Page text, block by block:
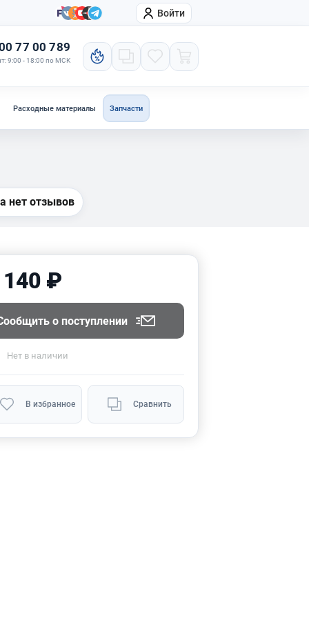
Компания Войти
77 00 789
9:00 - 18:00 по МСК
Расходные материалы Запчасти
нет отзывов
₽
о поступлении
Нет в наличии
В избранное Сравнить